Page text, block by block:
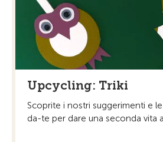
Upcycling: Triki
Scoprite i nostri suggerimenti e
da-te per dare una seconda vita